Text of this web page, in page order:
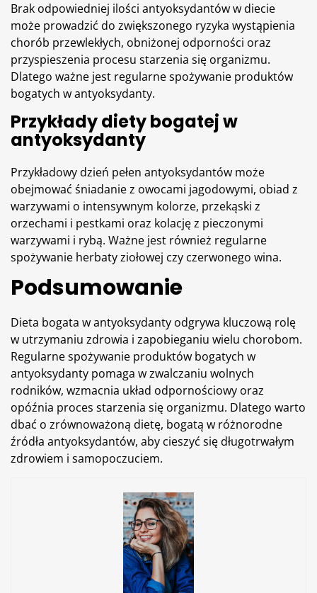
Brak odpowiedniej ilości antyoksydantów w diecie
może prowadzić do zwiększonego ryzyka wystąpienia
chorób przewlekłych, obniżonej odporności oraz
przyspieszenia procesu starzenia się organizmu.
Dlatego ważne jest regularne spożywanie produktów
bogatych w antyoksydanty.
Przykłady diety bogatej w
antyoksydanty
Przykładowy dzień pełen antyoksydantów może
obejmować śniadanie z owocami jagodowymi, obiad z
warzywami o intensywnym kolorze, przekąski z
orzechami i pestkami oraz kolację z pieczonymi
warzywami i rybą. Ważne jest również regularne
spożywanie herbatyziołowej czy czerwonego wina.
Podsumowanie
Dieta bogata w antyoksydanty odgrywa kluczową rolę
w utrzymaniu zdrowia i zapobieganiu wielu chorobom.
Regularne spożywanie produktów bogatych w
antyoksydanty pomaga w zwalczaniu wolnych
rodników, wzmacnia układ odpornościowy oraz
opóźnia proces starzenia się organizmu. Dlatego warto
dbać o zrównoważoną dietę, bogatą w różnorodne
źródła antyoksydantów, aby cieszyć się długotrwałym
zdrowiem i samopoczuciem.